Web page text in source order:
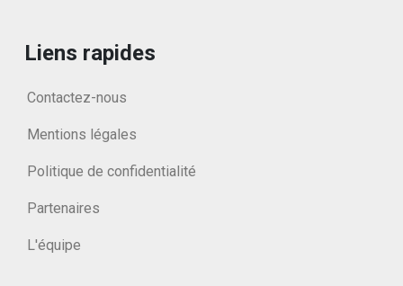
Liens rapides
Contactez-nous
Mentions légales
Politique de confidentialité
Partenaires
L'équipe